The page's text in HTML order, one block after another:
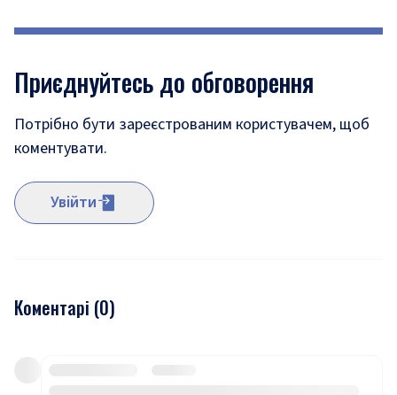
Приєднуйтесь до обговорення
Потрібно бути зареєстрованим користувачем, щоб
коментувати.
Увійти
Коментарі (0)